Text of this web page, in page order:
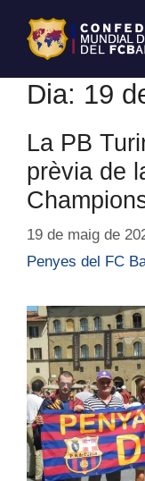
Dia: 19
La PB
prèvia de
19 de maig de
Penyes del FC